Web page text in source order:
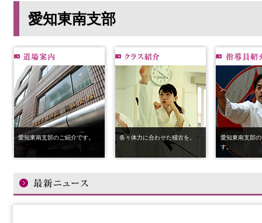
愛知東南支部
愛知東南支部のご紹介です。 各々体力に合わせた稽古を。
愛知東南支部
す。